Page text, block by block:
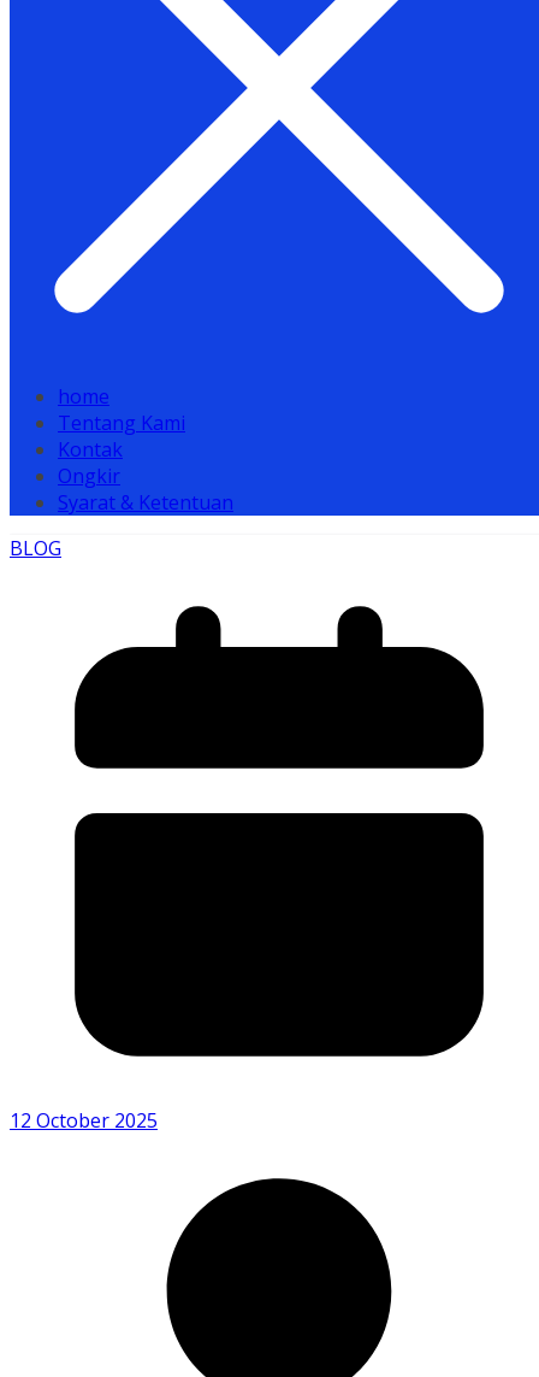
home
Tentang Kami
Kontak
Ongkir
Syarat & Ketentuan
BLOG
12 October 2025